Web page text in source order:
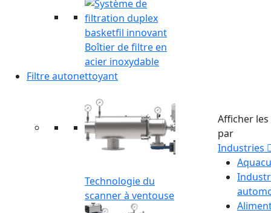
Boîtier de filtre en
acier inoxydable
Filtre autonettoyant
Technologie du
scanner à ventouse
Afficher
par
Industries